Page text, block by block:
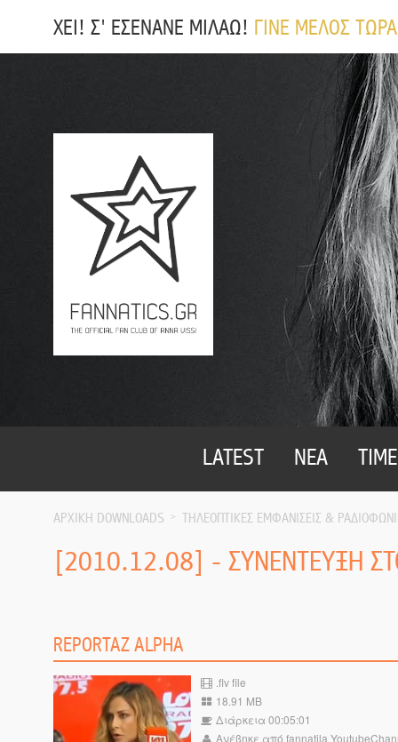
ΧΕΙ! Σ' ΕΣΕΝΑΝΕ ΜΙΛΑΩ! ΓΙΝΕ ΜΕΛΟΣ
LATEST ΝΕΑ
ΑΡΧΙΚΗ DOWNLOADS ΤΗΛΕΟΠΤΙΚΕΣ ΕΜΦΑΝΙΣΕΙΣ &
[2010.12.08] - ΣΥΝΕΝΤΕΥΞΗ
REPORTAZ ALPHA
.flv file
18.91 MB
Διάρκεια 00:05:01
Ανέβηκε από fannatila